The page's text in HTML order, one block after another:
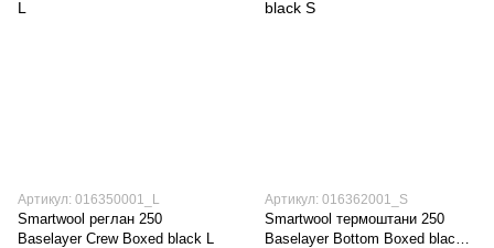
Артикул: 016350001_L
Smartwool реглан 250
Baselayer Crew Boxed black L
Артикул: 016362001_S
Smartwool термоштани 250
Baselayer Bottom Boxed black